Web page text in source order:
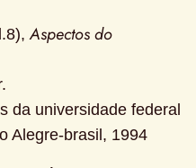
Aspectos do
da universidade federal
Alegre-brasil, 1994